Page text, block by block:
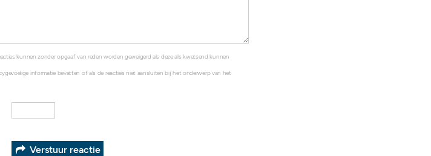
kunnen zonder opgaaf van reden worden geweigerd als deze als kwetsend kunnen
informatie bevatten of als de reacties niet aansluiten bij het onderwerp van het
Verstuur reactie